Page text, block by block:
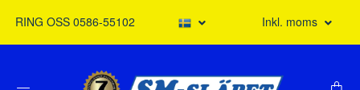
RING OSS 0586-55102 Inkl. moms